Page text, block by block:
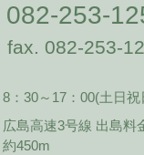
082-253-
fax. 082-253-
8：30～17：00(土日祝
広島高速3号線 出島料
約450m